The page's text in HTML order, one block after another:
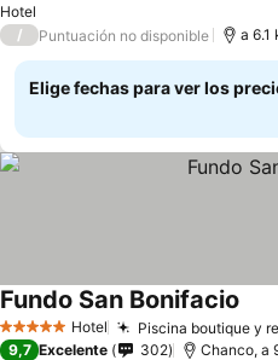
Hotel
/ Puntuación no disponible a 6.1
Elige fechas para ver los
5 Estrellas Hotel Piscina boutique y
Fundo San Bonifacio
9,7 Excelente 302 Chanco, a